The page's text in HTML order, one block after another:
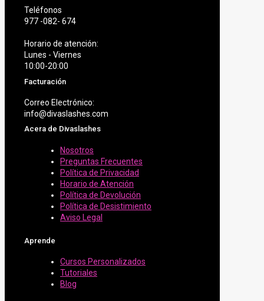
Teléfonos
977 -082- 674
Horario de atención:
Lunes - Viernes
10:00-20:00
Facturación
Correo Electrónico:
info@divaslashes.com
Acera de Divaslashes
Nosotros
Preguntas Frecuentes
Política de Privacidad
Horario de Atención
Política de Devolución
Política de Desistimiento
Aviso Legal
Aprende
Cursos Personalizados
Tutoriales
Blog